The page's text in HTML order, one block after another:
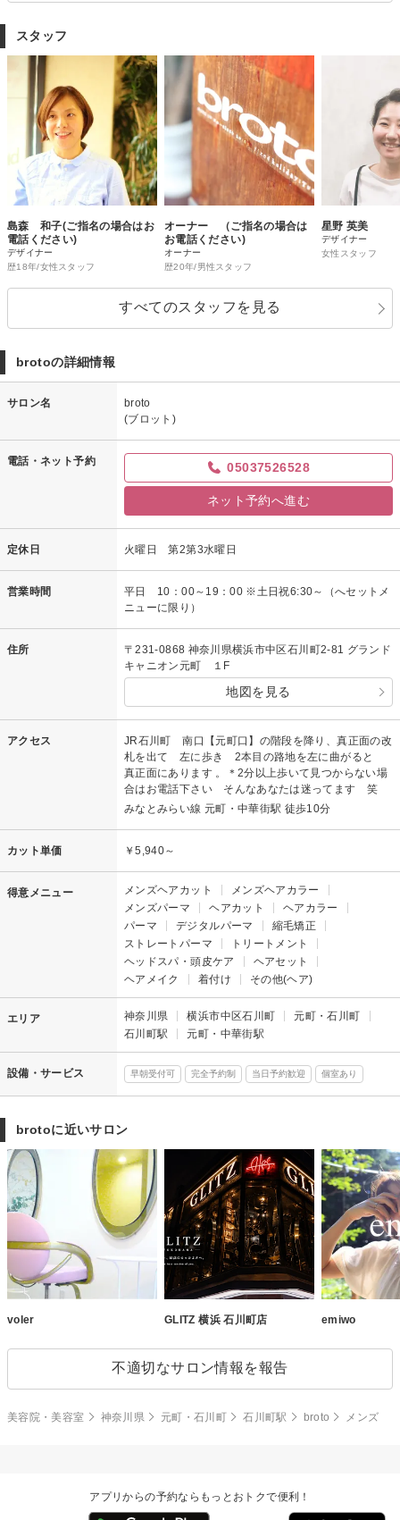
スタッフ
島森 和子(ご指名の場合はお
電話ください)
デザイナー
歴18年/女性スタッフ
オーナー （ご指名の場合は
お電話ください)
オーナー
歴20年/男性スタッフ
星野 英美
デザイナー
女性スタッフ
すべてのスタッフを見る
brotoの詳細情報
サロン名
broto
(ブロット)
電話・ネット予約 05037526528
ネット予約へ進む
定休日 火曜日 第2第3水曜日
営業時間
平日 10：00～19：00 ※土日祝6:30～（へセットメ
ニューに限り）
住所
〒231-0868 神奈川県横浜市中区石川町2-81 グランド
キャニオン元町 １F
地図を見る
アクセス
JR石川町 南口【元町口】の階段を降り、真正面の改
札を出て 左に歩き 2本目の路地を左に曲がると
真正面にあります 。＊2分以上歩いて見つからない場
合はお電話下さい そんなあなたは迷ってます 笑
みなとみらい線 元町・中華街駅 徒歩10分
カット単価 ￥5,940～
得意メニュー メンズヘアカット
メンズヘアカラー
メンズパーマ
ヘアカット
ヘアカラー
パーマ
デジタルパーマ
縮毛矯正
ストレートパーマ
トリートメント
ヘッドスパ・頭皮ケア
ヘアセット
ヘアメイク
着付け その他(ヘア)
エリア 神奈川県 横浜市中区石川町
元町・石川町
石川町駅
元町・中華街駅
設備・サービス 早朝受付可 完全予約制 当日予約歓迎 個室あり
brotoに近いサロン
voler GLITZ 横浜 石川町店 emiwo
不適切なサロン情報を報告
美容院・美容室 神奈川県 元町・石川町 石川町駅 broto メンズ
アプリからの予約ならもっとおトクで便利！